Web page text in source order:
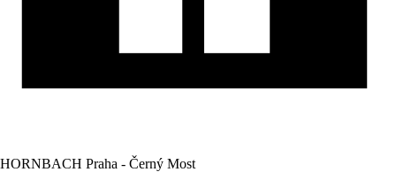
HORNBACH Praha - Černý Most